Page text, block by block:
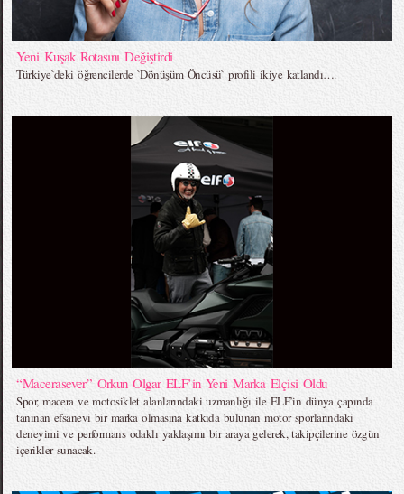
Yeni Kuşak Rotasını Değiştirdi
Türkiye`deki öğrencilerde `Dönüşüm Öncüsü` profili ikiye katlandı….
“Macerasever” Orkun Olgar ELF’in Yeni Marka Elçisi Oldu
Spor, macera ve motosiklet alanlarındaki uzmanlığı ile ELF’in dünya çapında
tanınan efsanevi bir marka olmasına katkıda bulunan motor sporlarındaki
deneyimi ve performans odaklı yaklaşımı bir araya gelerek, takipçilerine özgün
içerikler sunacak.